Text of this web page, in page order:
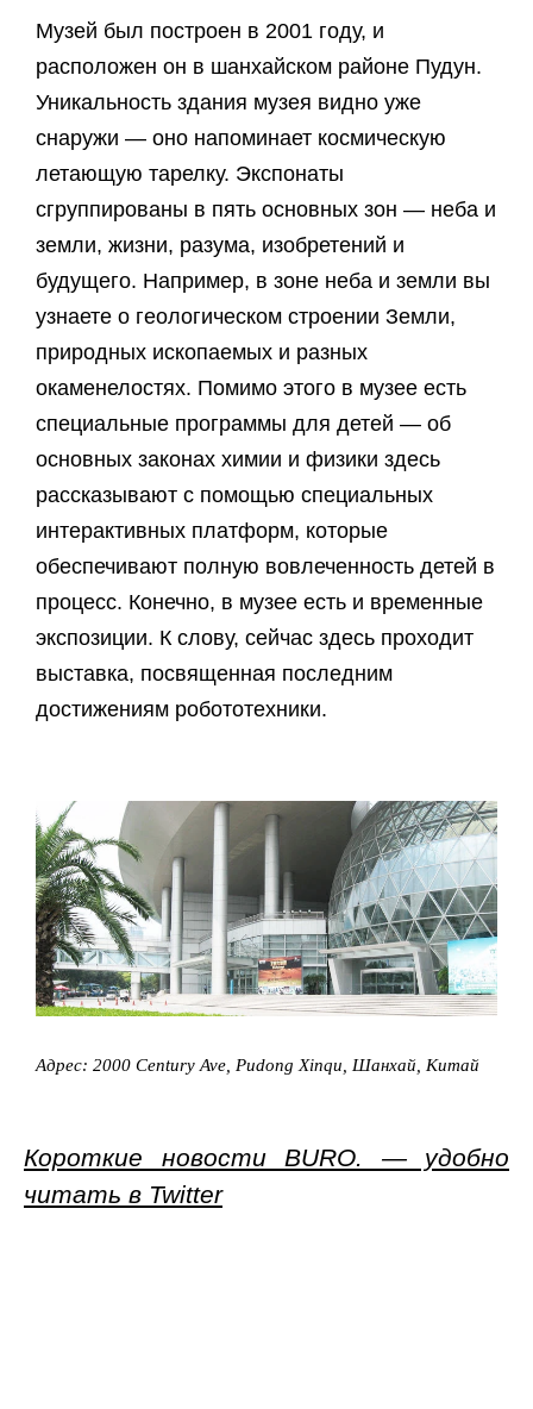
Музей был построен в 2001 году, и
расположен он в шанхайском районе Пудун.
Уникальность здания музея видно уже
снаружи — оно напоминает космическую
летающую тарелку. Экспонаты
сгруппированы в пять основных зон — неба и
земли, жизни, разума, изобретений и
будущего. Например, в зоне неба и земли вы
узнаете о геологическом строении Земли,
природных ископаемых и разных
окаменелостях. Помимо этого в музее есть
специальные программы для детей — об
основных законах химии и физики здесь
рассказывают с помощью специальных
интерактивных платформ, которые
обеспечивают полную вовлеченность детей в
процесс. Конечно, в музее есть и временные
экспозиции. К слову, сейчас здесь проходит
выставка, посвященная последним
достижениям робототехники.
Адрес: 2000 Century Ave, Pudong Xinqu, Шанхай, Китай
Короткие новости BURO. — удобно
читать в Twitter